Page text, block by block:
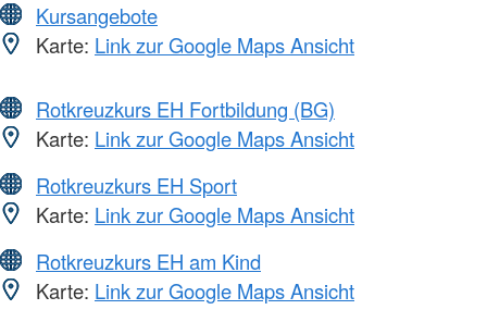
Kursangebote
Karte: Link zur Google Maps Ansicht
Rotkreuzkurs EH Fortbildung (BG)
Karte: Link zur Google Maps Ansicht
Rotkreuzkurs EH Sport
Karte: Link zur Google Maps Ansicht
Rotkreuzkurs EH am Kind
Karte: Link zur Google Maps Ansicht